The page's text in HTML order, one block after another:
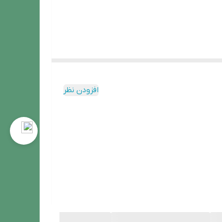
افزودن نظر